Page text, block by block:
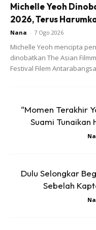
Michelle Yeoh
2026, Terus
Nana - 7 Ogo 2026
Michelle Yeoh mencipta
dinobatkan The Asian
Festival Filem
“Momen Terakhir
Suami
Dulu Selongkar
Sebelah